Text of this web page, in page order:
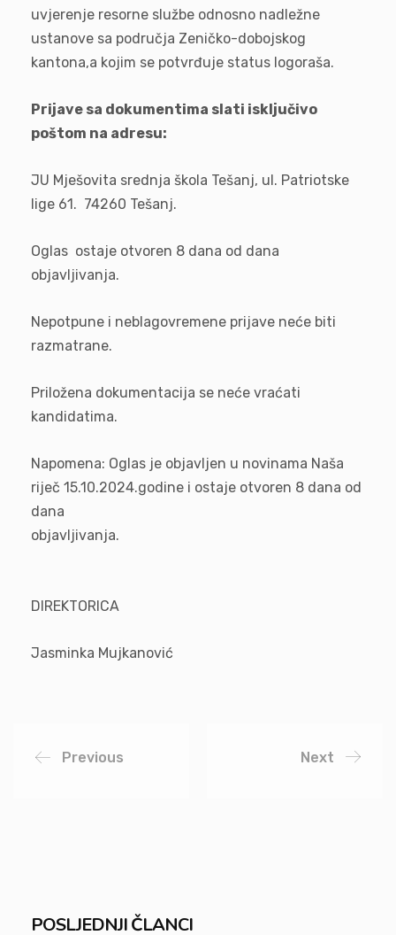
uvjerenje resorne službe odnosno nadležne
ustanove sa područja Zeničko-dobojskog
kantona,a kojim se potvrđuje status logoraša.
Prijave sa dokumentima slati isključivo
poštom na adresu:
JU Mješovita srednja škola Tešanj, ul. Patriotske
lige 61. 74260 Tešanj.
Oglas ostaje otvoren 8 dana od dana
objavljivanja.
Nepotpune i neblagovremene prijave neće biti
razmatrane.
Priložena dokumentacija se neće vraćati
kandidatima.
Napomena: Oglas je objavljen u novinama Naša
riječ 15.10.2024.godine i ostaje otvoren 8 dana od
dana
Jasminka Mujkanović
Previous Next
POSLJEDNJI ČLANCI